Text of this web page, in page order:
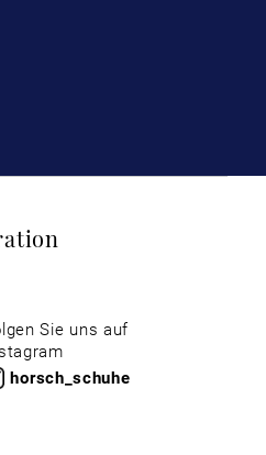
Sie uns auf
horsch_schuhe